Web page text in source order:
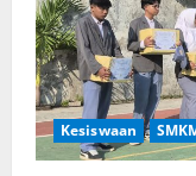
Kesiswaan